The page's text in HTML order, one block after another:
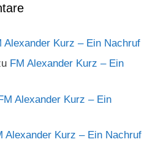
Alexander Kurz – Ein Nachruf
FM Alexander Kurz – Ein
Alexander Kurz – Ein
Alexander Kurz – Ein Nachruf